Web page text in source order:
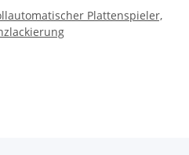
Plattenspieler,